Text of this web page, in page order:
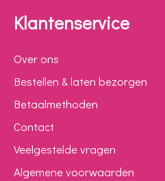
Klantenservice
Over ons
Bestellen & laten bezorgen
Betaalmethoden
Contact
Veelgestelde vragen
Algemene voorwaarden